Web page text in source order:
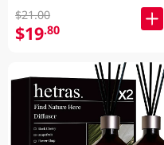
$21.00
$19.80